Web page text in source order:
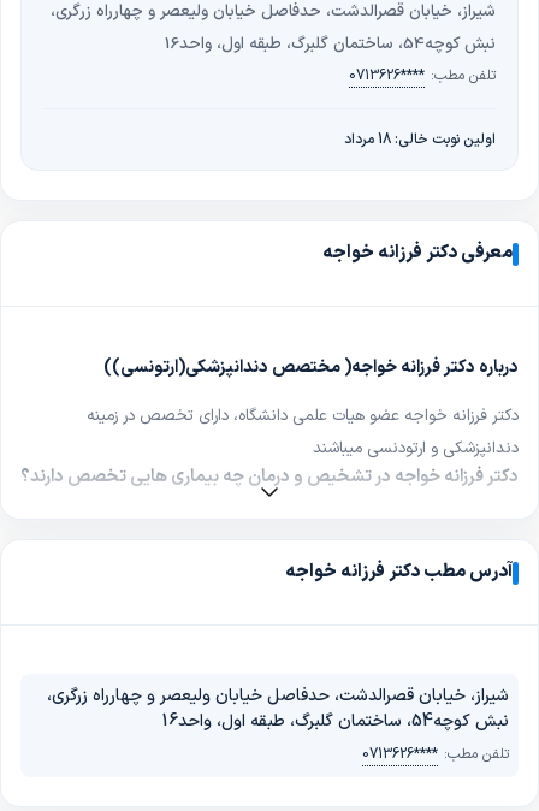
شیراز، خیابان قصرالدشت، حدفاصل خیابان ولیعصر و چهارراه زرگری،
نبش کوچه54، ساختمان گلبرگ، طبقه اول، واحد16
تلفن مطب: 0713626****
اولین نوبت خالی: 18 مرداد
معرفی دکتر فرزانه خواجه
درباره دکتر فرزانه خواجه( مختصص دندانپزشکی(ارتونسی))
دکتر فرزانه خواجه عضو هیات علمی دانشگاه، دارای تخصص در زمینه
دندانپزشکی و ارتودنسی میباشند
دکتر فرزانه خواجه در تشخیص و درمان چه بیماری هایی تخصص دارند؟
دندان، روکش دندان (زیرکونیوم، متال سرامیک)، ارتودنسی ثابت (با براکت
فلزی یا سرامیکی)، پولیش دندان، کاشت ایمپلنت دندان، ارتودنسی نامرئی
آدرس مطب دکتر فرزانه خواجه کجا است؟
شیراز، خیابان قصرالدشت، حدفاصل خیابان ولیعصر و چهارراه زرگری، نبش
کوچه54، ساختمان گلبرگ، طبقه اول، واحد16
آدرس مطب دکتر فرزانه خواجه
شیراز، خیابان قصرالدشت، حدفاصل خیابان ولیعصر و چهارراه زرگری،
نبش کوچه54، ساختمان گلبرگ، طبقه اول، واحد16
تلفن مطب: 0713626****